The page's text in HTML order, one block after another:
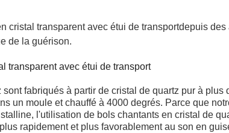
cristal transparent avec étui de transportdepuis des
de la guérison.
transparent avec étui de transport
fabriqués à partir de cristal de quartz pur à plus
un moule et chauffé à 4000 degrés. Parce que
l'utilisation de bols chantants en cristal de
rapidement et plus favorablement au son en